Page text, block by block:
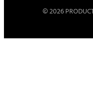
© 2026